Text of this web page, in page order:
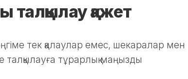
қажет
тек қалаулар емес, шекаралар мен
тұрарлық маңызды